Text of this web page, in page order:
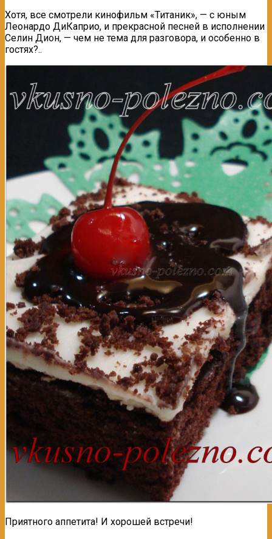
Хотя, все смотрели кинофильм «Титаник», — с юным
Леонардо ДиКаприо, и прекрасной песней в исполнении
Селин Дион, — чем не тема для разговора, и особенно в
гостях?..
Приятного аппетита! И хорошей встречи!